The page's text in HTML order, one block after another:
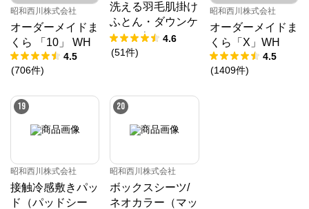
昭和西川株式会社
オーダーメイドま
くら 「10」 WH
4.5
(706件)
洗える羽毛肌掛け
ふとん・ダウンケ
ット ダック50%
4.6
(51件)
昭和西川株式会社
オーダーメイドま
くら「X」WH
4.5
(1409件)
19
昭和西川株式会社
接触冷感敷きパッ
ド（パッドシー
20
昭和西川株式会社
ボックスシーツ/
ネオカラー（マッ